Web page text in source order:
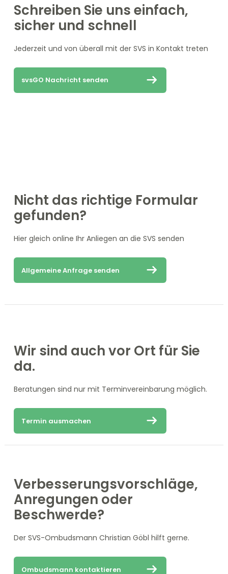
Schreiben Sie uns einfach,
sicher und schnell
Jederzeit und von überall mit der SVS in Kontakt treten
svsGO Nachricht senden
Nicht das richtige Formular
gefunden?
Hier gleich online Ihr Anliegen an die SVS senden
Allgemeine Anfrage senden
Wir sind auch vor Ort für Sie
da.
Beratungen sind nur mit Terminvereinbarung möglich.
Termin ausmachen
Verbesserungsvorschläge,
Anregungen oder
Beschwerde?
Der SVS-Ombudsmann Christian Göbl hilft gerne.
Ombudsmann kontaktieren